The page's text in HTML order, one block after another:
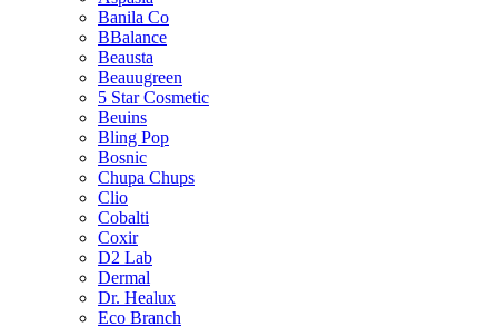
Banila Co
BBalance
Beausta
Beauugreen
5 Star Cosmetic
Beuins
Bling Pop
Bosnic
Chupa Chups
Clio
Cobalti
Coxir
D2 Lab
Dermal
Dr. Healux
Eco Branch